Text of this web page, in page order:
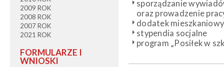
2009 ROK
2008 ROK
2007 ROK
2021 ROK
FORMULARZE I
WNIOSKI
sporządzanie
oraz prowadzenie
dodatek mieszkaniowy
stypendia socjalne
program „Posiłek w